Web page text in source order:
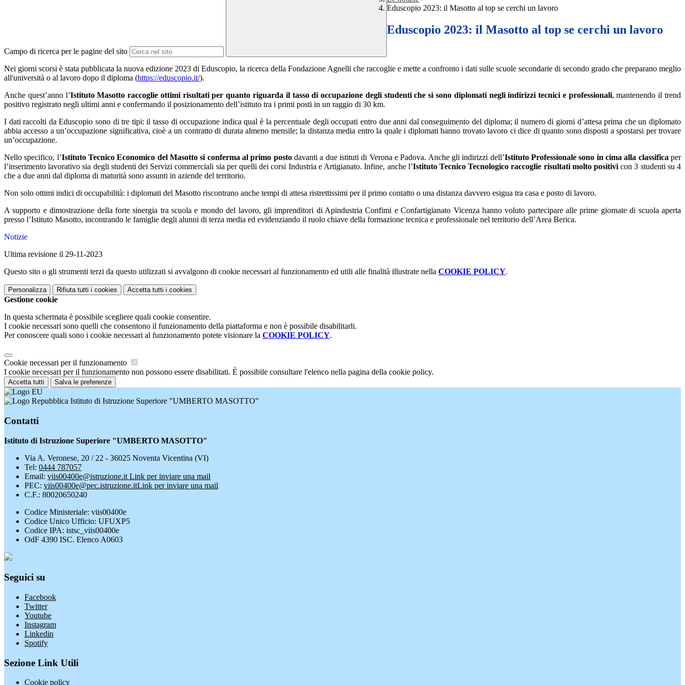
Campo di ricerca per le pagine del sito
Eduscopio 2023: il Masotto al top se cerchi un lavoro
Eduscopio 2023: il Masotto al top se cerchi un lavoro
Nei giorni scorsi è stata pubblicata la nuova edizione 2023 di Eduscopio, la ricerca della Fondazione Agnelli che raccoglie e mette a confronto i dati sulle scuole secondarie di secondo grado che preparano meglio
all'università o al lavoro dopo il diploma (https://eduscopio.it/).
Anche quest’anno l’Istituto Masotto raccoglie ottimi risultati per quanto riguarda il tasso di occupazione degli studenti che si sono diplomati negli indirizzi tecnici e professionali, mantenendo il trend
positivo registrato negli ultimi anni e confermando il posizionamento dell’istituto tra i primi posti in un raggio di 30 km.
I dati raccolti da Eduscopio sono di tre tipi: il tasso di occupazione indica qual è la percentuale degli occupati entro due anni dal conseguimento del diploma; il numero di giorni d’attesa prima che un diplomato
abbia accesso a un’occupazione significativa, cioè a un contratto di durata almeno mensile; la distanza media entro la quale i diplomati hanno trovato lavoro ci dice di quanto sono disposti a spostarsi per trovare
un’occupazione.
Nello specifico, l’Istituto Tecnico Economico del Masotto si conferma al primo postodavanti a due istituti di Verona e Padova. Anche gli indirizzi dell’Istituto Professionale sono in cima alla classifica per
l’inserimento lavorativo sia degli studenti dei Servizi commerciali sia per quelli dei corsi Industria e Artigianato. Infine, anche l’Istituto Tecnico Tecnologico raccoglie risultati molto positivicon 3 studenti su 4
che a due anni dal diploma di maturità sono assunti in aziende del territorio.
Non solo ottimi indici di occupabilità: i diplomati del Masotto riscontrano anche tempi di attesa ristrettissimi per il primo contatto o una distanza davvero esigua tra casa e posto di lavoro.
A supporto e dimostrazione della forte sinergia tra scuola e mondo del lavoro, gli imprenditori di Apindustria Confimi e Confartigianato Vicenza hanno voluto partecipare alle prime giornate di scuola aperta
presso l’Istituto Masotto, incontrando le famiglie degli alunni di terza media ed evidenziando il ruolo chiave della formazione tecnica e professionale nel territorio dell’Area Berica.
Notizie
Ultima revisione il 29-11-2023
Questo sito o gli strumenti terzi da questo utilizzati si avvalgono di cookie necessari al funzionamento ed utili alle finalità illustrate nella COOKIE POLICY.
Personalizza Rifiuta tutti i cookies Accetta tutti i cookies
Gestione cookie
In questa schermata è possibile scegliere quali cookie consentire.
I cookie necessari sono quelli che consentono il funzionamento della piattaforma e non è possibile disabilitarli.
Per conoscere quali sono i cookie necessari al funzionamento potete visionare la COOKIE POLICY.
Cookie necessari per il funzionamento
I cookie necessari per il funzionamento non possono essere disabilitati. È possibile consultare l'elenco nella pagina della cookie policy.
Accetta tutti Salva le preferenze
Istituto di Istruzione Superiore "UMBERTO MASOTTO"
Contatti
Istituto di Istruzione Superiore "UMBERTO MASOTTO"
Via A. Veronese, 20 / 22 - 36025 Noventa Vicentina (VI)
Tel: 0444 787057
Email: viis00400e@istruzione.it Link per inviare una mail
PEC: viis00400e@pec.istruzione.itLink per inviare una mail
C.F.: 80020650240
Codice Ministeriale: viis00400e
Codice Unico Ufficio: UFUXP5
Codice IPA: istsc_viis00400e
OdF 4390 ISC. Elenco A0603
Seguici su
Facebook
Twitter
Youtube
Instagram
Linkedin
Spotify
Sezione Link Utili
Cookie policy